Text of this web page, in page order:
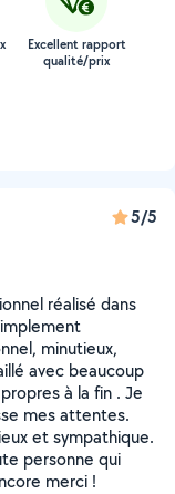
Excellent rapport
qualité/prix
5/5
réalisé dans
minutieux,
avec beaucoup
à la fin . Je
mes attentes.
et sympathique.
personne qui
merci !